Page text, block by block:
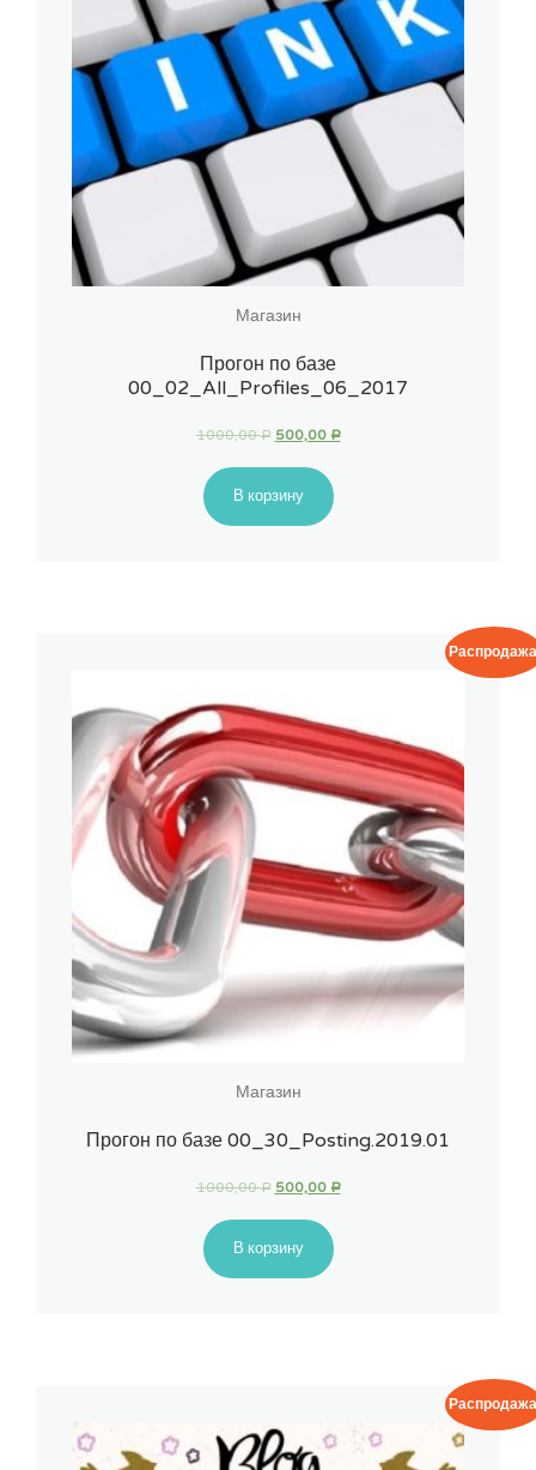
Магазин
Прогон по базе
00_02_All_Profiles_06_2017
1000,00Р 500,00 Р
В корзину
Магазин
Прогон по базе 00_30_Posting.2019.01
1000,00Р 500,00 Р
В корзину